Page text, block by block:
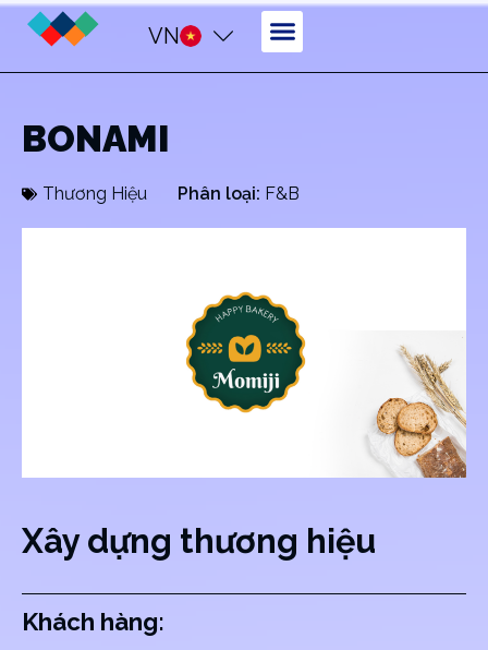
VN
BONAMI
Thương Hiệu Phân loại: F&B
Xây dựng thương hiệu
Khách hàng: